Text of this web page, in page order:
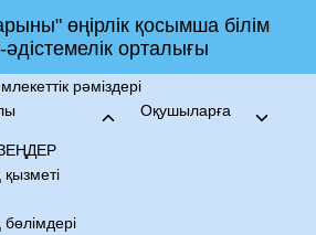
өңірлік қосымша білім
әдістемелік орталығы
рәміздері
Оқушыларға